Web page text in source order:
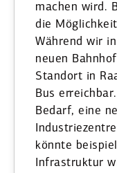
machen wird.
die
Während wir
neuen
Standort in
Bus
Bedarf, eine
könnte
Infra­struktur